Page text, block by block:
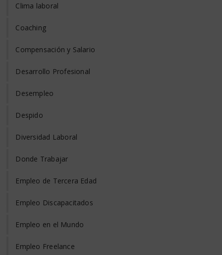
Clima laboral
Coaching
Compensación y Salario
Desarrollo Profesional
Desempleo
Despido
Diversidad Laboral
Donde Trabajar
Empleo de Tercera Edad
Empleo Discapacitados
Empleo en el Mundo
Empleo Freelance